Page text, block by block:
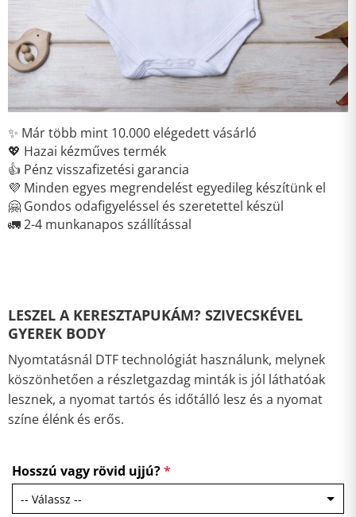
✨ Már több mint 10.000 elégedett vásárló
💖 Hazai kézműves termék
👍 Pénz visszafizetési garancia
💜 Minden egyes megrendelést egyedileg készítünk el
🤗 Gondos odafigyeléssel és szeretettel készül
🚛 2-4 munkanapos szállítással
LESZEL A KERESZTAPUKÁM? SZIVECSKÉVEL
GYEREK BODY
Nyomtatásnál DTF technológiát használunk, melynek
köszönhetően a részletgazdag minták is jól láthatóak
lesznek, a nyomat tartós és időtálló lesz és a nyomat
színe élénk és erős.
Hosszú vagy rövid ujjú?*